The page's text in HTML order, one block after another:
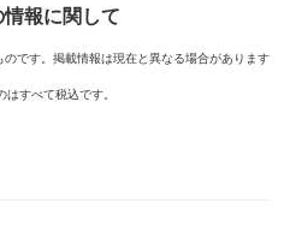
報に関して
です。掲載情報は現在と異なる場合があります
すべて税込です。